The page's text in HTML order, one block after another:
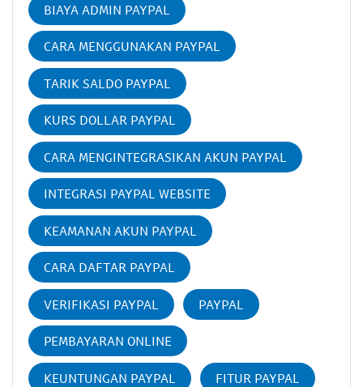
BIAYA ADMIN PAYPAL
CARA MENGGUNAKAN PAYPAL
TARIK SALDO PAYPAL
KURS DOLLAR PAYPAL
CARA MENGINTEGRASIKAN AKUN PAYPAL
INTEGRASI PAYPAL WEBSITE
KEAMANAN AKUN PAYPAL
CARA DAFTAR PAYPAL
VERIFIKASI PAYPAL PAYPAL
PEMBAYARAN ONLINE
KEUNTUNGAN PAYPAL FITUR PAYPAL